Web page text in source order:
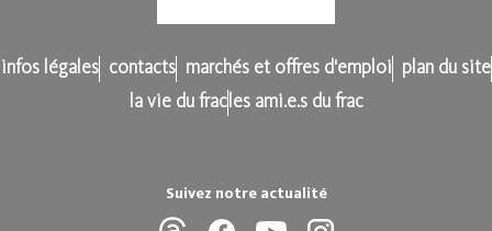
Suivez notre actualité
infos légales contacts marchés et offres d'emploi
plan du site
la vie du frac les ami.e.s du frac